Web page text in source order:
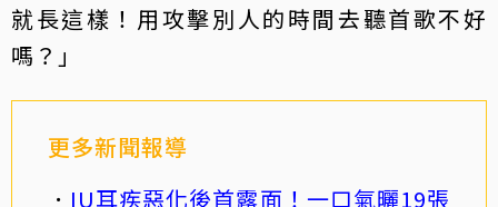
就長這樣！用攻擊別人的時間去聽首歌不好
嗎？」
更多新聞報導
IU耳疾惡化後首露面！一口氣曬19張